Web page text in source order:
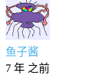
鱼子酱
7 年 之前